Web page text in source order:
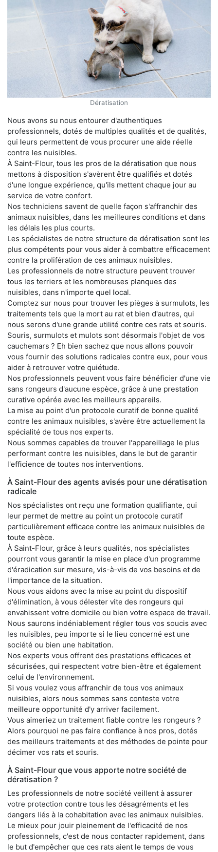
Dératisation
Nous avons su nous entourer d'authentiques
professionnels, dotés de multiples qualités et de qualités,
qui leurs permettent de vous procurer une aide réelle
contre les nuisibles.
À Saint-Flour, tous les pros de la dératisation que nous
mettons à disposition s'avèrent être qualifiés et dotés
d'une longue expérience, qu'ils mettent chaque jour au
service de votre confort.
Nos techniciens savent de quelle façon s'affranchir des
animaux nuisibles, dans les meilleures conditions et dans
les délais les plus courts.
Les spécialistes de notre structure de dératisation sont les
plus compétents pour vous aider à combattre efficacement
contre la prolifération de ces animaux nuisibles.
Les professionnels de notre structure peuvent trouver
tous les terriers et les nombreuses planques des
nuisibles, dans n'importe quel local.
Comptez sur nous pour trouver les pièges à surmulots, les
traitements tels que la mort au rat et bien d'autres, qui
nous serons d'une grande utilité contre ces rats et souris.
Souris, surmulots et mulots sont désormais l'objet de vos
cauchemars ? Eh bien sachez que nous allons pouvoir
vous fournir des solutions radicales contre eux, pour vous
aider à retrouver votre quiétude.
Nos professionnels peuvent vous faire bénéficier d'une vie
sans rongeurs d'aucune espèce, grâce à une prestation
curative opérée avec les meilleurs appareils.
La mise au point d'un protocole curatif de bonne qualité
contre les animaux nuisibles, s'avère être actuellement la
spécialité de tous nos experts.
Nous sommes capables de trouver l'appareillage le plus
performant contre les nuisibles, dans le but de garantir
l'efficience de toutes nos interventions.
À Saint-Flour des agents avisés pour une dératisation
radicale
Nos spécialistes ont reçu une formation qualifiante, qui
leur permet de mettre au point un protocole curatif
particulièrement efficace contre les animaux nuisibles de
toute espèce.
À Saint-Flour, grâce à leurs qualités, nos spécialistes
pourront vous garantir la mise en place d'un programme
d'éradication sur mesure, vis-à-vis de vos besoins et de
l'importance de la situation.
Nous vous aidons avec la mise au point du dispositif
d'élimination, à vous délester vite des rongeurs qui
envahissent votre domicile ou bien votre espace de travail.
Nous saurons indéniablement régler tous vos soucis avec
les nuisibles, peu importe si le lieu concerné est une
société ou bien une habitation.
Nos experts vous offrent des prestations efficaces et
sécurisées, qui respectent votre bien-être et également
celui de l'environnement.
Si vous voulez vous affranchir de tous vos animaux
nuisibles, alors nous sommes sans conteste votre
meilleure opportunité d'y arriver facilement.
Vous aimeriez un traitement fiable contre les rongeurs ?
Alors pourquoi ne pas faire confiance à nos pros, dotés
des meilleurs traitements et des méthodes de pointe pour
décimer vos rats et souris.
À Saint-Flour que vous apporte notre société de
dératisation ?
Les professionnels de notre société veillent à assurer
votre protection contre tous les désagréments et les
dangers liés à la cohabitation avec les animaux nuisibles.
Le mieux pour jouir pleinement de l'efficacité de nos
professionnels, c'est de nous contacter rapidement, dans
le but d'empêcher que ces rats aient le temps de vous